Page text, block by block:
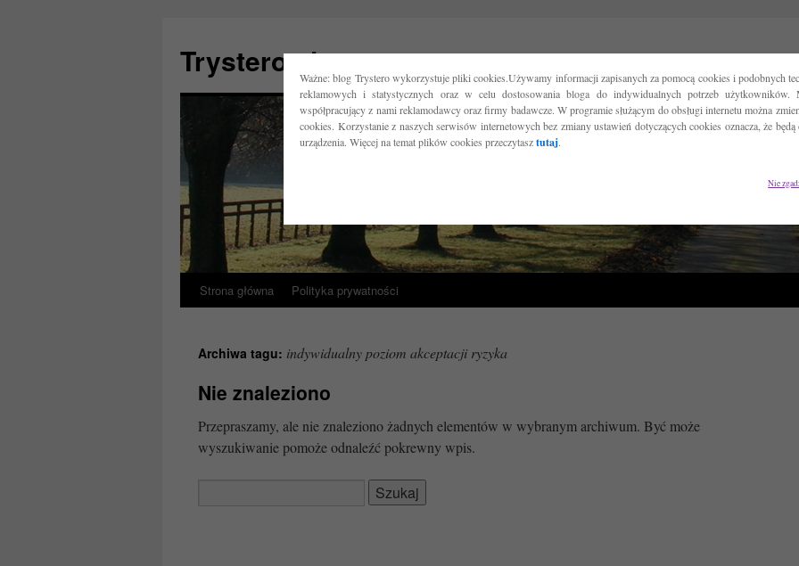
Ważne: blog Trystero wykorzystuje pliki cookies.Używamy informacji zapisanych za pomocą cookies i podobnych
reklamowych i statystycznych oraz w celu dostosowania bloga do indywidualnych potrzeb użytkowników.
współpracujący z nami reklamodawcy oraz firmy badawcze. W programie służącym do obsługi internetu można
cookies. Korzystanie z naszych serwisów internetowych bez zmiany ustawień dotyczących cookies oznacza, że będą
urządzenia. Więcej na temat plików cookies przeczytasztutaj.
Nie
Trystero.pl
Przejdź
treści
Strona główna Polityka prywatności
Archiwa tagu: indywidualny poziom akceptacji ryzyka
Nie znaleziono
Przepraszamy, ale nie znaleziono żadnych elementów w wybranym archiwum. Być może
wyszukiwanie pomoże odnaleźć pokrewny wpis.